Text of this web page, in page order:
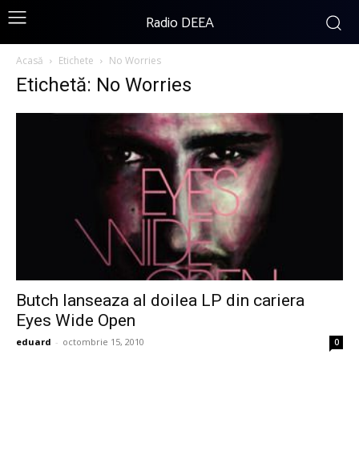
Radio DEEA
Acasă Etichete No Worries
Etichetă: No Worries
Butch lanseaza al doilea LP din cariera
Eyes Wide Open
eduard - octombrie 15, 2010 0